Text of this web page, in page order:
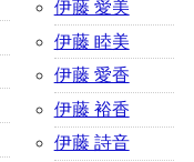
伊藤 愛美
伊藤 睦美
伊藤 愛香
伊藤 裕香
伊藤 詩音